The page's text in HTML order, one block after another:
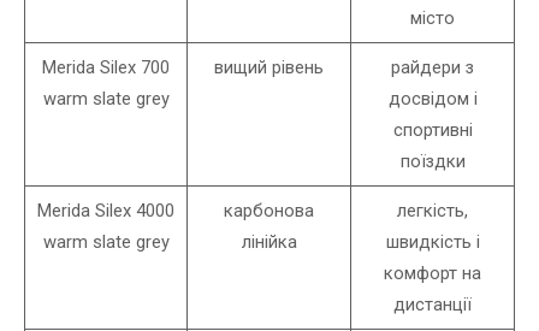
місто
Merida Silex 700
warm slate grey
вищий рівень
райдери з
досвідом і
спортивні
поїздки
Merida Silex 4000
warm slate grey
карбонова
лінійка
легкість,
швидкість і
комфорт на
дистанції